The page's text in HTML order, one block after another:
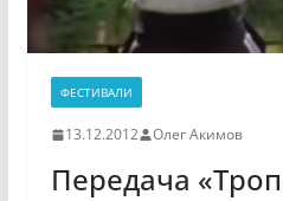
ФЕСТИВАЛИ
13.12.2012 Олег Акимов
Передача